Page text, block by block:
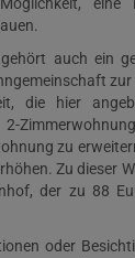
eine
auch ein
die hier
zu
Zu dieser
der zu 88
oder